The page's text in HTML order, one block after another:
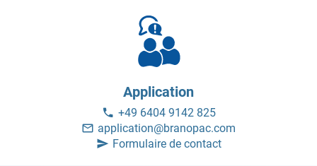
Application
+49 6404 9142 825
application@branopac.com
Formulaire de contact